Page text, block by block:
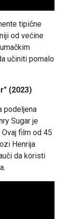
tipične
od većine
učiniti pomalo
(2023)
podeljena
Sugar je
film od 45
Henrija
da koristi